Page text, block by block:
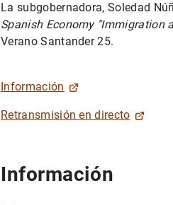
La subgobernadora, Soledad
Spanish Economy "Immigration
Verano Santander 25.
Información
Retransmisión en directo
Información